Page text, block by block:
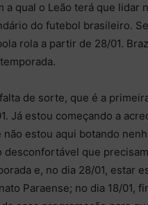
a qual o Leão terá que
do futebol brasileiro.
rola a partir de 28/01.
de sorte, que é a
Já estou começando a
estou aqui botando
desconfortável que
e, no dia 28/01, estar
Paraense; no dia 18/01,